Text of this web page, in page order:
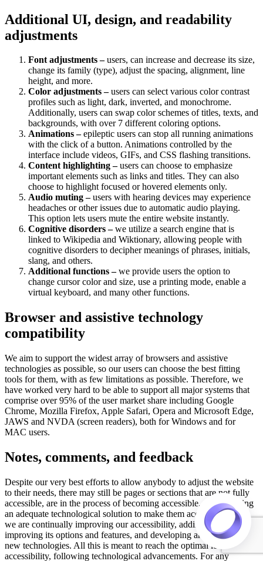
Additional UI, design, and readability
adjustments
Font adjustments –users, can increase and decrease its size,
change its family (type), adjust the spacing, alignment, line
height, and more.
Color adjustments –users can select various color contrast
profiles such as light, dark, inverted, and monochrome.
Additionally, users can swap color schemes of titles, texts, and
backgrounds, with over 7 different coloring options.
Animations –epileptic users can stop all running animations
with the click of a button. Animations controlled by the
interface include videos, GIFs, and CSS flashing transitions.
Content highlighting –users can choose to emphasize
important elements such as links and titles. They can also
choose to highlight focused or hovered elements only.
Audio muting –users with hearing devices may experience
headaches or other issues due to automatic audio playing.
This option lets users mute the entire website instantly.
Cognitive disorders –we utilize a search engine that is
linked to Wikipedia and Wiktionary, allowing people with
cognitive disorders to decipher meanings of phrases, initials,
slang, and others.
Additional functions –we provide users the option to
change cursor color and size, use a printing mode, enable a
virtual keyboard, and many other functions.
Browser and assistive technology
compatibility
We aim to support the widest array of browsers and assistive
technologies as possible, so our users can choose the best fitting
tools for them, with as few limitations as possible. Therefore, we
have worked very hard to be able to support all major systems that
comprise over 95% of the user market share including Google
Chrome, Mozilla Firefox, Apple Safari, Opera and Microsoft Edge,
JAWS and NVDA (screen readers), both for Windows and for
MAC users.
Notes, comments, and feedback
Despite our very best efforts to allow anybody to adjust the website
to their needs, there may still be pages or sections that are not fully
accessible, are in the process of becoming accessible, or are lacking
an adequate technological solution to make them accessible. Still,
we are continually improving our accessibility, adding, updating and
improving its options and features, and developing and adopting
new technologies. All this is meant to reach the optimal level of
accessibility, following technological advancements. For any